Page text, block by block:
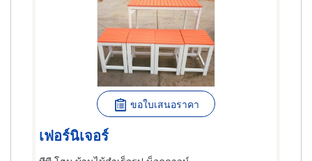
ขอใบเสนอราคา
เฟอร์นิเจอร์